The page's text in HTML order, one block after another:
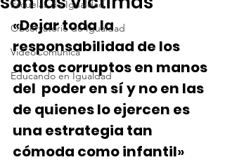
Escuelas de Igualdad
Observatorio de Igualdad
VideoComunica
Educando en Igualdad
«Dejar toda la
responsabilidad de los
actos corruptos en manos
del  poder en sí y no en las
de quienes lo ejercen es
una estrategia tan
cómoda como infantil»